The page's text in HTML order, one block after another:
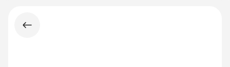
Под заказ